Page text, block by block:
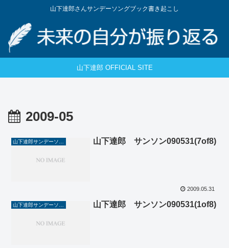
山下達郎さんサンデーソングブック書き起こし
山下達郎 OFFICIAL SITE
2009-05
山下達郎 サンソン090531(7of8)
2009.05.31
山下達郎 サンソン090531(1of8)